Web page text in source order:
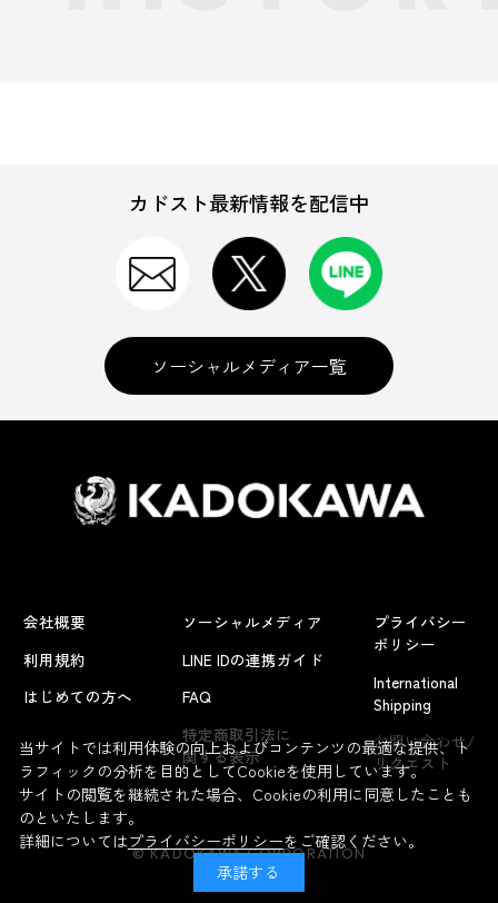
よくあるお問い合わせ
カドスト最新情報を配信中
ソーシャルメディア一覧
会社概要
利用規約
はじめての方へ
ソーシャルメディア
LINE IDの連携ガイド
FAQ
特定商取引法に
関する表示
プライバシー
ポリシー
International
Shipping
お問い合わせ/
リクエスト
© KADOKAWA CORPORATION
当サイトでは利用体験の向上およびコンテンツの最適な提供、ト
ラフィックの分析を目的としてCookieを使用しています。
サイトの閲覧を継続された場合、Cookieの利用に同意したことも
のといたします。
詳細についてはプライバシーポリシーをご確認ください。
承諾する